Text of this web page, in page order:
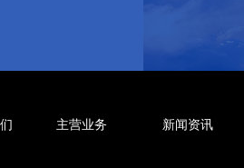
主营业务 新闻资讯